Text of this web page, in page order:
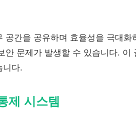
공간을 공유하며 효율성을 극대
안 문제가 발생할 수 있습니다. 이
니다.
제 시스템